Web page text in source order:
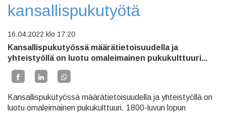
kansallispukutyötä
16.04.2022 klo 17:20
Kansallispukutyössä määrätietoisuudella ja
yhteistyöllä on luotu omaleimainen pukukulttuuri...
Kansallispukutyössä määrätietoisuudella ja yhteistyöllä on
luotu omaleimainen pukukulttuuri. 1800-luvun lopun